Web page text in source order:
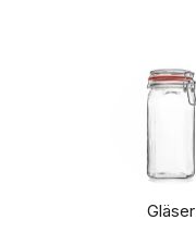
Gläser